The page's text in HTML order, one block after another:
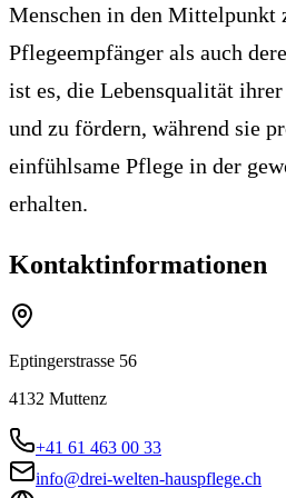
Menschen in den Mittelpunkt
Pflegeempfänger als auch
ist es, die Lebensqualität
und zu fördern, während sie
einfühlsame Pflege in der
erhalten.
Kontaktinformationen
Eptingerstrasse 56
4132 Muttenz
+41 61 463 00 33
info@drei-welten-hauspflege.ch